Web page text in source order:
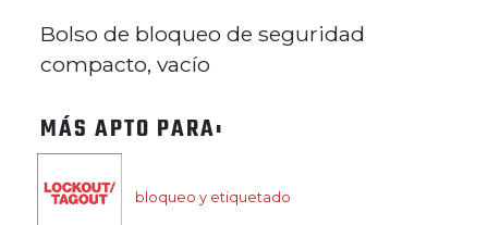
Bolso de bloqueo de seguridad
compacto, vacío
MÁS APTO PARA:
bloqueo y etiquetado